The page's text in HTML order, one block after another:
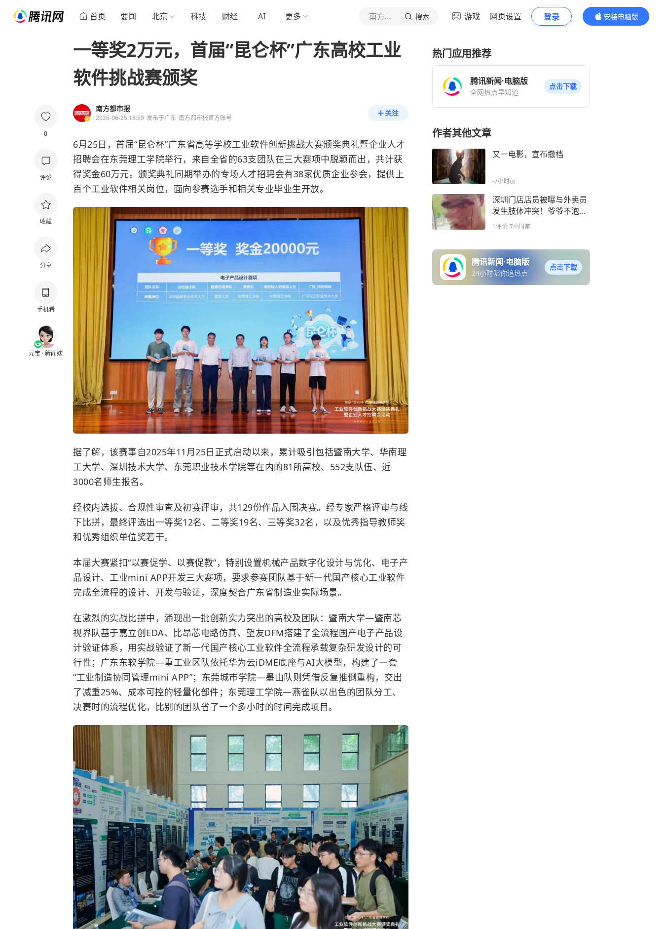
首页 要闻 北京 科技 财经 AI 更多 南方都市报 搜索 游戏 网页设置 登录
安装电脑版
内容更精彩
0
评论
收藏
分享
手机看
元宝 · 新闻妹
一等奖2万元，首届“昆仑杯”广东高校工业
软件挑战赛颁奖
南方都市报
2026-06-25 18:59 发布于广东 南方都市报官方账号
关注
6月25日，首届“昆仑杯”广东省高等学校工业软件创新挑战大赛颁奖典礼暨企业人才
招聘会在东莞理工学院举行，来自全省的63支团队在三大赛项中脱颖而出，共计获
得奖金60万元。颁奖典礼同期举办的专场人才招聘会有38家优质企业参会，提供上
百个工业软件相关岗位，面向参赛选手和相关专业毕业生开放。
据了解，该赛事自2025年11月25日正式启动以来，累计吸引包括暨南大学、 华南理
工大学、 深圳技术大学、 东莞职业技术学院等在内的81所高校、552支队伍、近
3000名师生报名。
经校内选拔、合规性审查及初赛评审，共129份作品入围决赛。经专家严格评审与线
下比拼，最终评选出一等奖12名、二等奖19名、三等奖32名，以及优秀指导教师奖
和优秀组织单位奖若干。
本届大赛紧扣“以赛促学、以赛促教”，特别设置机械产品数字化设计与优化、电子产
品设计、工业mini APP开发三大赛项，要求参赛团队基于新一代国产核心工业软件
完成全流程的设计、开发与验证，深度契合广东省制造业实际场景。
在激烈的实战比拼中，涌现出一批创新实力突出的高校及团队：暨南大学—暨南芯
视界队基于嘉立创EDA、比昂芯电路仿真、望友DFM搭建了全流程国产电子产品设
计验证体系，用实战验证了新一代国产核心工业软件全流程承载复杂研发设计的可
行性； 广东东软学院—重工业区队依托华为云iDME底座与AI大模型，构建了一套
“工业制造协同管理mini APP”； 东莞城市学院—墨山队则凭借反复推倒重构，交出
了减重25%、成本可控的轻量化部件； 东莞理工学院—燕雀队以出色的团队分工、
决赛时的流程优化，比别的团队省了一个多小时的时间完成项目。
热门应用推荐
腾讯新闻·电脑版
全网热点早知道
点击下载
作者其他文章
又一电影，宣布撤档
-7小时前
深圳门店店员被曝与外卖员
发生肢体冲突！爷爷不泡茶
致歉
1评论-7小时前
腾讯新闻·电脑版
24小时陪你追热点
点击下载